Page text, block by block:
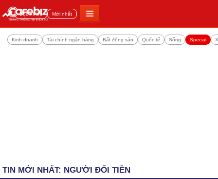
Đọc nhiều Mới nhất
Kinh doanh Tài chính ngân hàng Bất động sản Quốc tế Sống Special
TIN MỚI NHẤT: NGƯỜI ĐỔI TIỀN